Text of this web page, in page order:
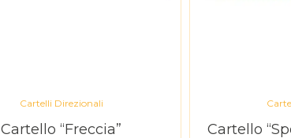
Cartelli Direzionali
Cartello “Freccia” Cartello